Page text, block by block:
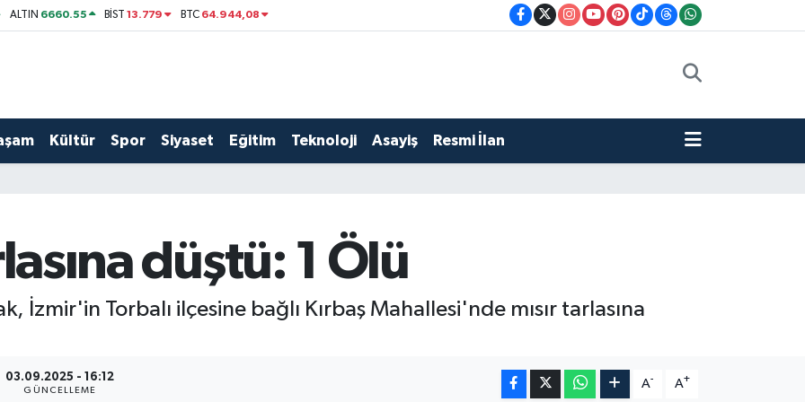
ALTIN 6660.55 BİST13.779 BTC 64.944,08
Kültür Spor Siyaset Eğitim Teknoloji Asayiş Resmi İlan
düştü: 1 Ölü
İzmir'in Torbalı ilçesine bağlı Kırbaş Mahallesi'nde mısır tarlasına
03.09.2025 - 16:12
GÜNCELLEME
A- A+